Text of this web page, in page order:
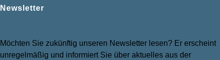
Newsletter
Möchten Sie zukünftig unseren Newsletter lesen? Er erscheint
unregelmäßig und informiert Sie über aktuelles aus der